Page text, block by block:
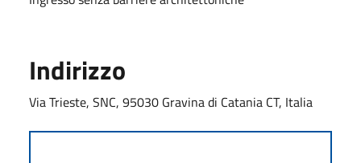
Indirizzo
Via Trieste, SNC, 95030 Gravina di Catania CT, Italia